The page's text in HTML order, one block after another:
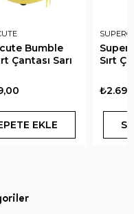
Bumble
Çantası Sarı
EKLE
Sırt